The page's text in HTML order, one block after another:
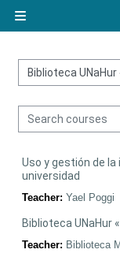
Course categories
Uso y gestión de
universidad
Teacher: Yael Poggi
Biblioteca UNaHur
Teacher: Biblioteca